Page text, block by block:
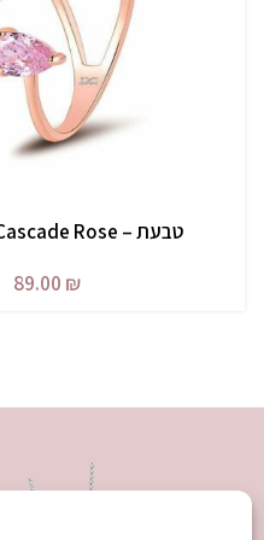
בחר אפשרויות
טבעת – Diamond Cascade Rose
89.00 ₪